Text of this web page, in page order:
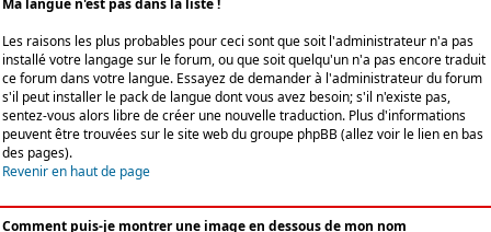
Les raisons les plus probables pour ceci sont que soit l'administrateur n'a pas
installé votre langage sur le forum, ou que soit quelqu'un n'a pas encore traduit
ce forum dans votre langue. Essayez de demander à l'administrateur du forum
s'il peut installer le pack de langue dont vous avez besoin; s'il n'existe pas,
sentez-vous alors libre de créer une nouvelle traduction. Plus d'informations
peuvent être trouvées sur le site web du groupe phpBB (allez voir le lien en bas
des pages).
Revenir en haut de page
Comment puis-je montrer une image en dessous de mon nom